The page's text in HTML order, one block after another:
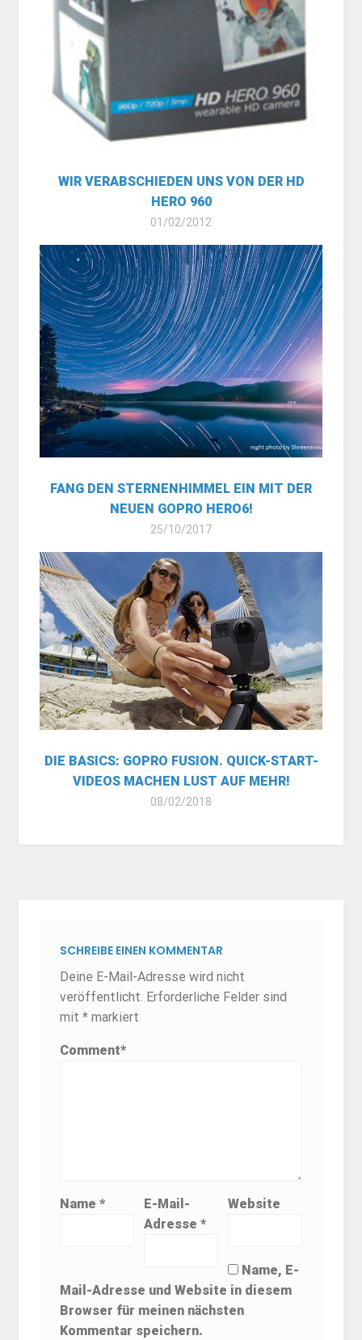
WIR VERABSCHIEDEN UNS VON DER HD
HERO 960
01/02/2012
FANG DEN STERNENHIMMEL EIN MIT DER
NEUEN GOPRO HERO6!
25/10/2017
DIE BASICS: GOPRO FUSION. QUICK-START-
VIDEOS MACHEN LUST AUF MEHR!
08/02/2018
SCHREIBE EINEN KOMMENTAR
Deine E-Mail-Adresse wird nicht
veröffentlicht. Erforderliche Felder sind
mit* markiert
Comment*
Name*
E-Mail-
Adresse *
Website
Name, E-
Mail-Adresse und Website in diesem
Browser für meinen nächsten
Kommentar speichern.